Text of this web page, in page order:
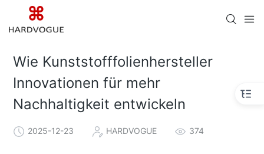
Wie Kunststofffolienhersteller
Innovationen für mehr
Nachhaltigkeit entwickeln
2025-12-23 HARDVOGUE 374